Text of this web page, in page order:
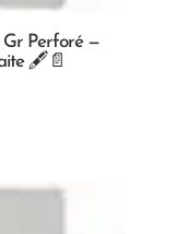
Gr Perforé —
🖋️📄